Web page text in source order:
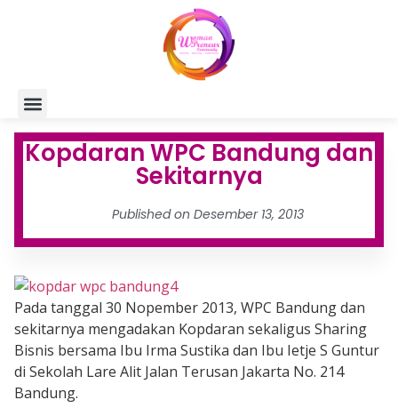
Kopdaran WPC Bandung dan
Sekitarnya
Published on Desember 13, 2013
Pada tanggal 30 Nopember 2013, WPC Bandung dan
sekitarnya mengadakan Kopdaran sekaligus Sharing
Bisnis bersama Ibu Irma Sustika dan Ibu Ietje S Guntur
di Sekolah Lare Alit Jalan Terusan Jakarta No. 214
Bandung.